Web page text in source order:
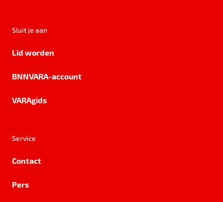
Sluit je aan
Lid worden
BNNVARA-account
VARAgids
Service
Contact
Pers